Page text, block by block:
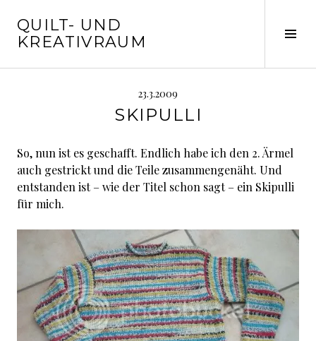
zum
Inhalt
QUILT- UND
KREATIVRAUM
23.3.2009
SKIPULLI
So, nun ist es geschafft. Endlich habe ich den 2. Ärmel
auch gestrickt und die Teile zusammengenäht. Und
entstanden ist – wie der Titel schon sagt – ein Skipulli
für mich.